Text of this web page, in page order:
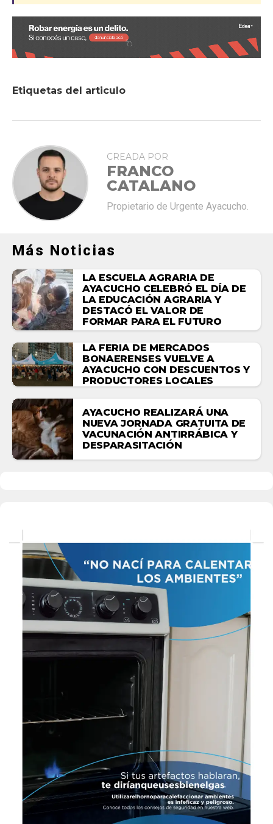
Etiquetas del articulo
CREADA POR
FRANCO
CATALANO
Propietario de Urgente Ayacucho.
Más Noticias
LA ESCUELA AGRARIA DE
AYACUCHO CELEBRÓ EL DÍA DE
LA EDUCACIÓN AGRARIA Y
DESTACÓ EL VALOR DE
FORMAR PARA EL FUTURO
LA FERIA DE MERCADOS
BONAERENSES VUELVE A
AYACUCHO CON DESCUENTOS Y
PRODUCTORES LOCALES
AYACUCHO REALIZARÁ UNA
NUEVA JORNADA GRATUITA DE
VACUNACIÓN ANTIRRÁBICA Y
DESPARASITACIÓN